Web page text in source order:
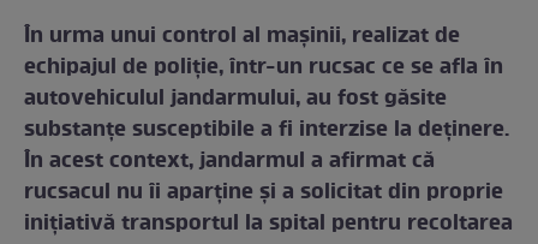
În urma unui control al maşinii, realizat de
echipajul de poliție, într-un rucsac ce se afla în
autovehiculul jandarmului, au fost găsite
substanțe susceptibile a fi interzise la deținere.
În acest context, jandarmul a afirmat că
rucsacul nu îi aparține și a solicitat din proprie
inițiativă transportul la spital pentru recoltarea